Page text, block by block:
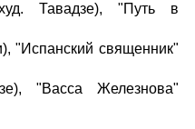
Тавадзе), "Путь в
"Испанский священник"
"Васса Железнова"